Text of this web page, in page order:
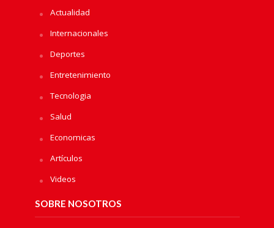
Actualidad
Internacionales
Deportes
Entretenimiento
Tecnologia
Salud
Economicas
Artículos
Videos
SOBRE NOSOTROS